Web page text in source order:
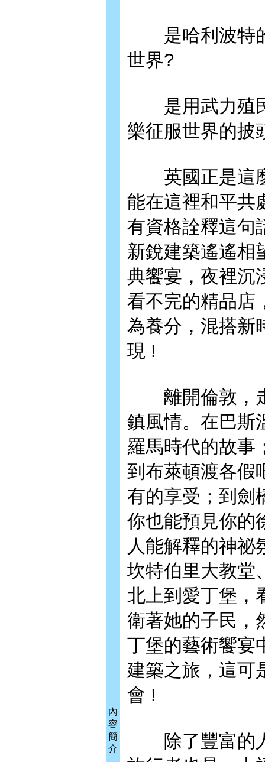
內
容
簡
介
是哈利波特的
世界?
是用武力殖民
樂征服世界的披
英國正是這麼
能在這裡和平共
有資格詮釋這句
新銳建築遙遙相
典饗宴，夜裡沉
看不完的精品店
為養分，混搭新
現 !
離開倫敦，走
鎮風情。在巴斯
羅馬時代的故事
到布萊頓渡各假
有的享受；到劍
你也能預見你的
人能解釋的神祕
坎特伯里大教堂
北上到愛丁堡，
衛著她的子民，
丁堡的藝術饗宴
建築之旅，這可
會 !
除了豐富的人